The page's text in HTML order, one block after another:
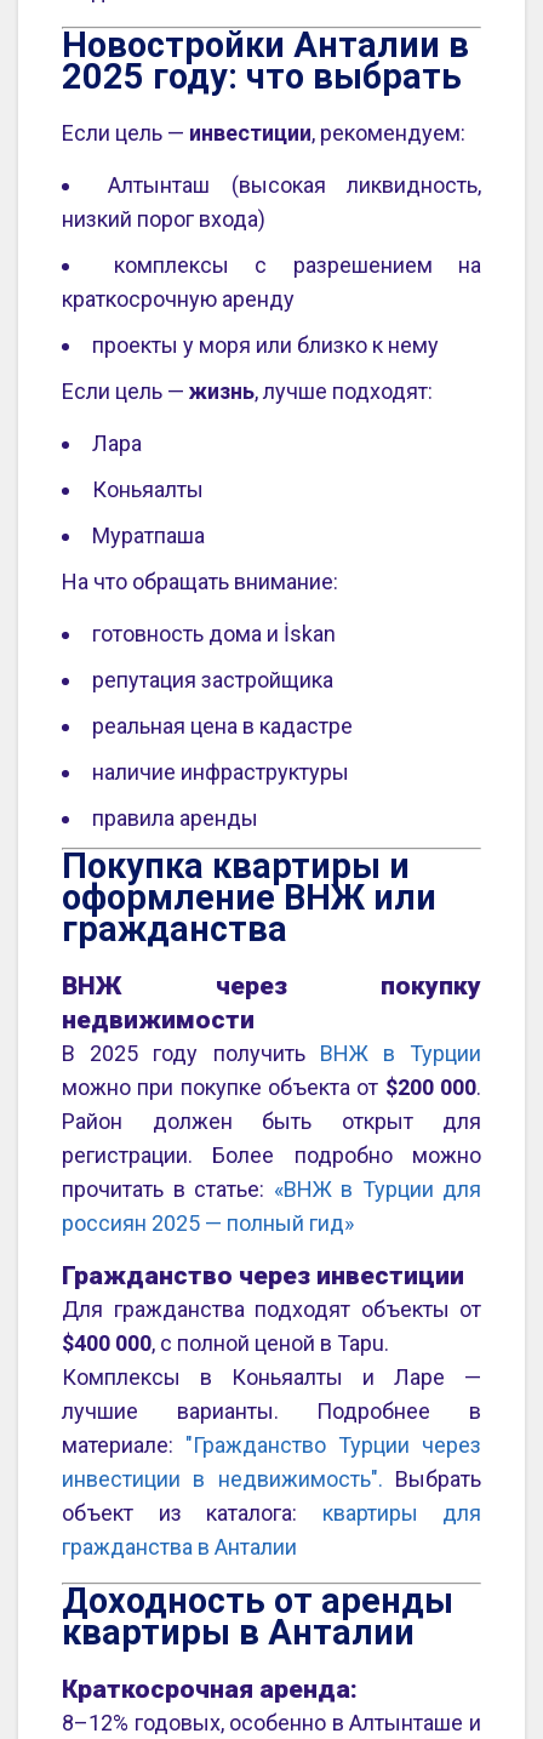
Новостройки Анталии в
2025 году: что выбрать
Если цель — инвестиции, рекомендуем:
Алтынташ (высокая ликвидность,
низкий порог входа)
комплексы с разрешением на
краткосрочную аренду
проекты у моря или близко к нему
Если цель — жизнь, лучше подходят:
Лара
Коньяалты
Муратпаша
На что обращать внимание:
готовность дома и İskan
репутация застройщика
реальная цена в кадастре
наличие инфраструктуры
правила аренды
Покупка квартиры и
оформление ВНЖ или
гражданства
ВНЖ через покупку
недвижимости
В 2025 году получить ВНЖ в Турции
можно при покупке объекта от $200 000.
Район должен быть открыт для
регистрации. Более подробно можно
прочитать в статье: «ВНЖ в Турции для
россиян 2025 — полный гид»
Гражданство через инвестиции
Для гражданства подходят объекты от
$400 000, с полной ценой в Tapu.
Комплексы в Коньяалты и Ларе —
лучшие варианты. Подробнее в
материале: "Гражданство Турции через
инвестиции в недвижимость". Выбрать
объект из каталога: квартиры для
гражданства в Анталии
Доходность от аренды
квартиры в Анталии
Краткосрочная аренда:
8–12% годовых, особенно в Алтынташе и